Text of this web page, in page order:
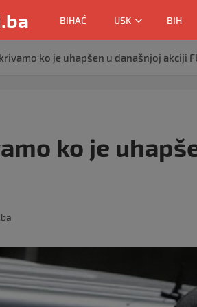
BIHAĆ USK BIH
ko je uhapšen u današnjoj akciji
ko je